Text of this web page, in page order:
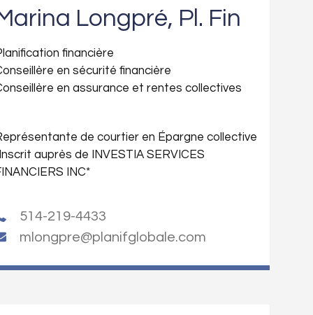
Longpré, Pl. Fin
financière
en sécurité financière
en assurance et rentes collectives
de courtier en Épargne collective
auprès de INVESTIA SERVICES
INC*
514-219-4433
mlongpre@planifglobale.com